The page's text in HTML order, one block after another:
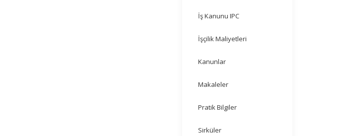
İş Kanunu IPC
İşçilik Maliyetleri
Kanunlar
Makaleler
Pratik Bilgiler
Sirküler